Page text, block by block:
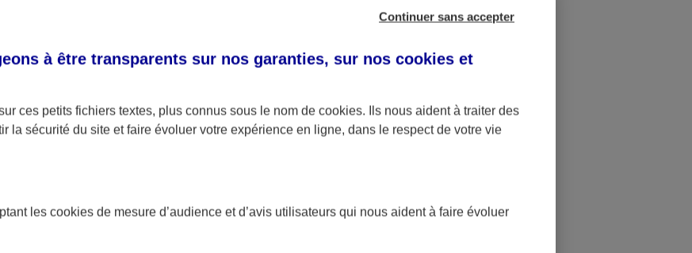
Continuer sans accepter
à être transparents sur nos garanties, sur nos cookies et
ces petits fichiers textes, plus connus sous le nom de cookies. Ils nous aident à traiter des
la sécurité du site et faire évoluer votre expérience en ligne, dans le respect de votre vie
les cookies de mesure d’audience et d’avis utilisateurs qui nous aident à faire évoluer